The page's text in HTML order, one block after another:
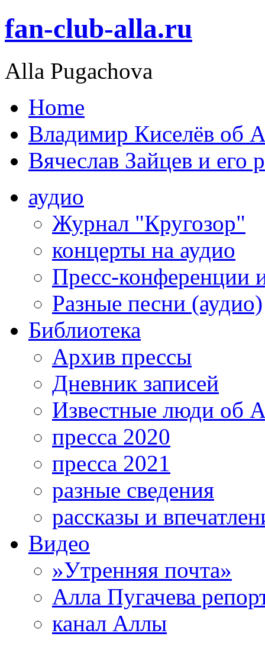
fan-club-alla.ru
Alla Pugachova
Home
Владимир Киселёв об
Вячеслав Зайцев и его
аудио
Журнал "Кругозор"
концерты на аудио
Пресс-конференции
Разные песни (аудио)
Библиотека
Архив прессы
Дневник записей
Известные люди об
пресса 2020
пресса 2021
разные сведения
рассказы и
Видео
»Утренняя почта»
Алла Пугачева
канал Аллы